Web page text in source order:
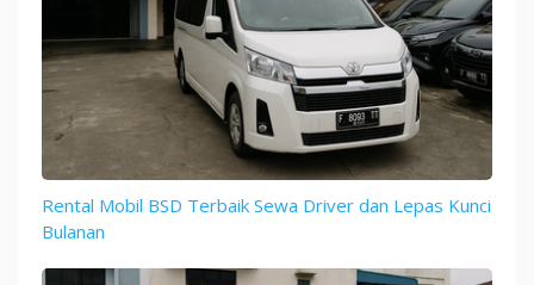
Rental Mobil BSD Terbaik Sewa Driver dan Lepas Kunci
Bulanan